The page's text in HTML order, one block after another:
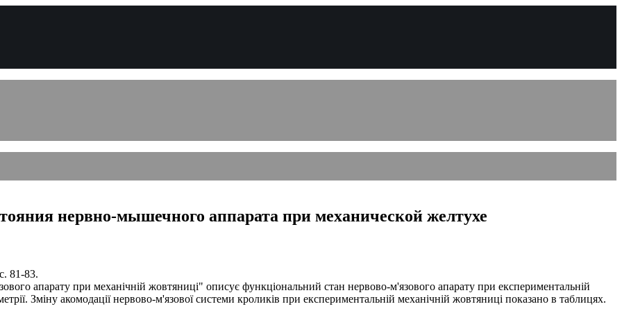
нервно-мышечного аппарата при механической желтухе
81-83.
апарату при механічній жовтяниці" описує функціональний стан нервово-м'язового апарату при експериментальній
Зміну акомодації нервово-м'язової системи кроликів при експериментальній механічній жовтяниці показано в таблицях.